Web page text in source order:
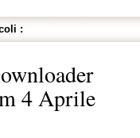
:
4 Aprile